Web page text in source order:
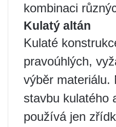
kombinaci
Kulatý altán
Kulaté
pravoúhlých,
výběr materiálu.
stavbu kulatého
používá jen